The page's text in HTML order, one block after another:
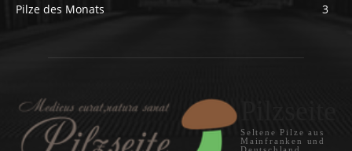
Pilze des Monats
3
Seltene Pilze aus
Mainfranken und